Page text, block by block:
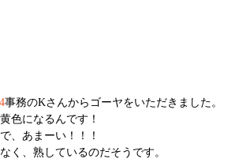
事務のKさんからゴーヤをいただきました。
色になるんです！
、あまーい！！！
く、熟しているのだそうです。